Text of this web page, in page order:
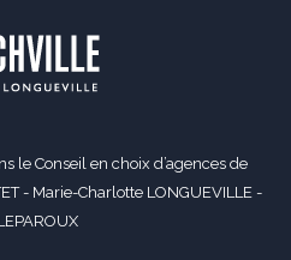
le Conseil en choix d’agences de
- Marie-Charlotte LONGUEVILLE -